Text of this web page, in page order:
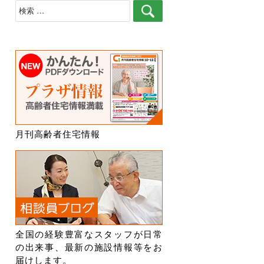
月刊高齢者住宅情報
全国の経験豊富なスタッフが日常
の出来事、最新の施設情報等をお
届けします。